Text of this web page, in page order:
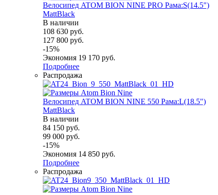
Велосипед ATOM BION NINE PRO Рама:S(14.5")
MattBlack
В наличии
108 630 руб.
127 800 руб.
-15%
Экономия 19 170 руб.
Подробнее
Распродажа
Велосипед ATOM BION NINE 550 Рама:L(18.5")
MattBlack
В наличии
84 150 руб.
99 000 руб.
-15%
Экономия 14 850 руб.
Подробнее
Распродажа